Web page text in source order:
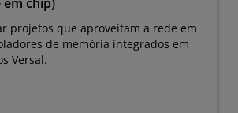
projetos que aproveitam a rede em
de memória integrados em
Versal.